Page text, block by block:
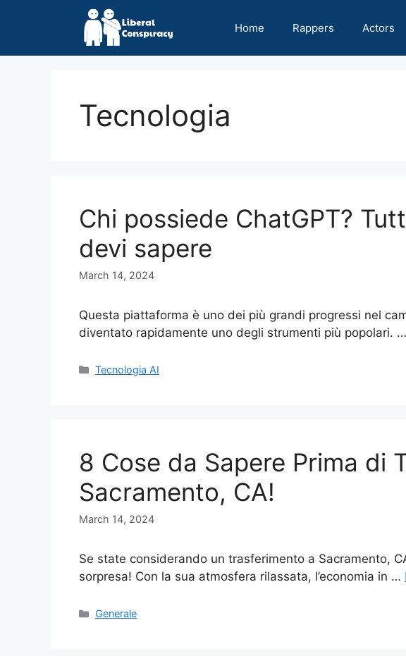
Home Rappers Actors
Tecnologia
Chi possiede ChatGPT?
devi sapere
March 14, 2024
Questa piattaforma è uno dei più grandi progressi nel
diventato rapidamente uno degli strumenti più popolari. …
Categories
Tecnologia AI
8 Cose da Sapere Prima di
Sacramento, CA!
March 14, 2024
Se state considerando un trasferimento a Sacramento,
sorpresa! Con la sua atmosfera rilassata, l’economia in …
Categories
Generale